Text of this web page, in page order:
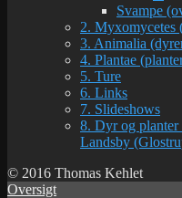
Svampe
2. Myxomycetes
3. Animalia
4. Plantae
5. Ture
6. Links
7. Slideshows
8. Dyr og planter
Landsby
© 2016 Thomas Kehlet
Oversigt